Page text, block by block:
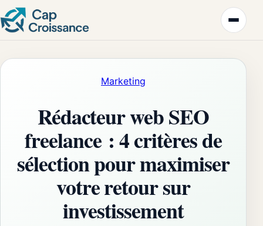
Marketing
Rédacteur web SEO
freelance : 4 critères de
sélection pour maximiser
votre retour sur
investissement